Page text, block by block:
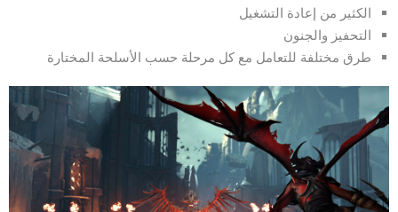
الكثير من إعادة التشغيل
التحفيز والجنون
طرق مختلفة للتعامل مع كل مرحلة حسب الأسلحة المختارة